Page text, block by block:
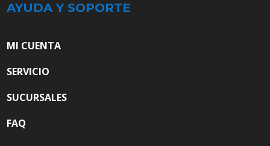
AYUDA Y SOPORTE
MI CUENTA
SERVICIO
SUCURSALES
FAQ